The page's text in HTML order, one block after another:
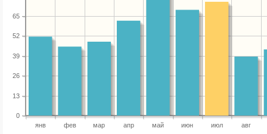
янв фев мар апр май июн июл авг
0
13
26
39
52
65